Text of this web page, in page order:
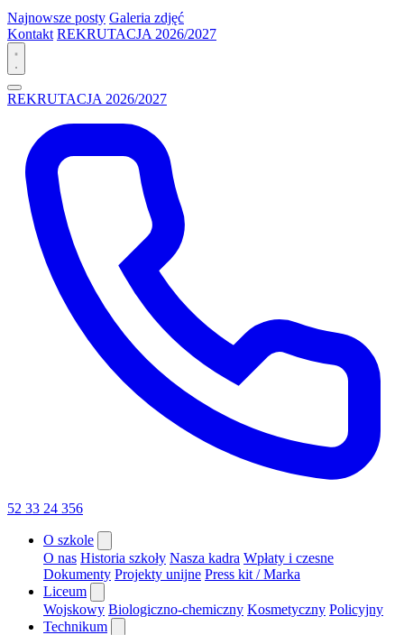
Najnowsze posty Galeria zdjęć
Kontakt REKRUTACJA 2026/2027
REKRUTACJA 2026/2027
52 33 24 356
O szkole
O nas Historia szkoły Nasza kadra Wpłaty i czesne
Dokumenty Projekty unijne Press kit / Marka
Liceum
Wojskowy Biologiczno-chemiczny Kosmetyczny Policyjny
Technikum